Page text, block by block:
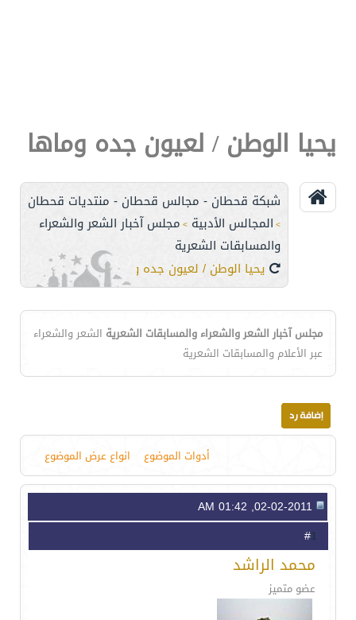
يحيا الوطن / لعيون جده وماها
شبكة قحطان - مجالس قحطان - منتديات قحطان
> المجالس الأدبية > مجلس آخبار الشعر والشعراء
والمسابقات الشعرية
يحيا الوطن / لعيون جده وماها
مجلس آخبار الشعر والشعراء والمسابقات الشعرية الشعر والشعراء
عبر الأعلام والمسابقات الشعرية
أدوات الموضوع انواع عرض الموضوع
1
محمد الراشد
عضو متميز